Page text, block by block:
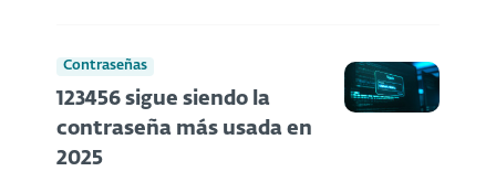
Contraseñas
123456 sigue siendo la
contraseña más usada en
2025